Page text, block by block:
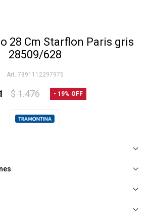
28 Cm Starflon Paris gris
28509/628
7891112297975
$1.476 19